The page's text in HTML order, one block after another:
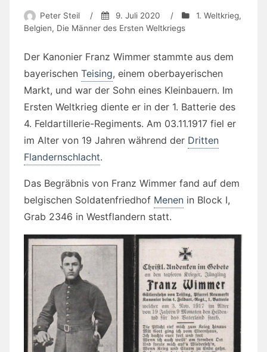
Peter Steil / 9. Juli 2020 / 1. Weltkrieg,
Belgien, Die Männer des Ersten Weltkriegs
Der Kanonier Franz Wimmer stammte aus dem
bayerischen Teising, einem oberbayerischen
Markt, und war der Sohn eines Kleinbauern. Im
Ersten Weltkrieg diente er in der 1. Batterie des
4. Feldartillerie-Regiments. Am 03.11.1917 fiel er
im Alter von 19 Jahren während der Dritten
Flandernschlacht.
Das Begräbnis von Franz Wimmer fand auf dem
belgischen Soldatenfriedhof Menen in Block I,
Grab 2346 in Westflandern statt.